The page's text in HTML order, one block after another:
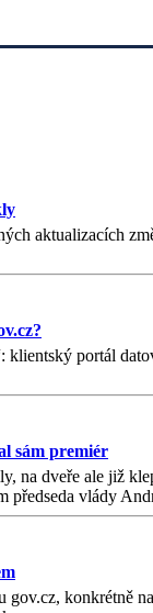
aktualizacích
portál
sám premiér
na dveře ale již
předseda vlády
konkrétně